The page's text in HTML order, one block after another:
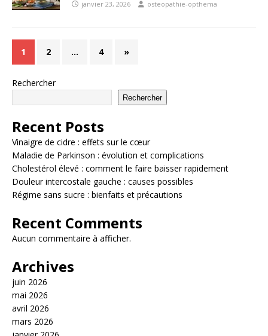
janvier 23, 2026 osteopathie-opthema
1 2 … 4 »
Rechercher
Rechercher
Recent Posts
Vinaigre de cidre : effets sur le cœur
Maladie de Parkinson : évolution et complications
Cholestérol élevé : comment le faire baisser rapidement
Douleur intercostale gauche : causes possibles
Régime sans sucre : bienfaits et précautions
Recent Comments
Aucun commentaire à afficher.
Archives
juin 2026
mai 2026
avril 2026
mars 2026